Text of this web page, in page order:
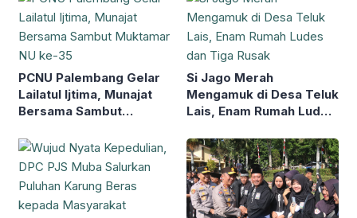
PCNU Palembang Gelar
Lailatul Ijtima, Munajat
Bersama Sambut
Si Jago Merah
Mengamuk di Desa Teluk
Lais, Enam Rumah Ludes